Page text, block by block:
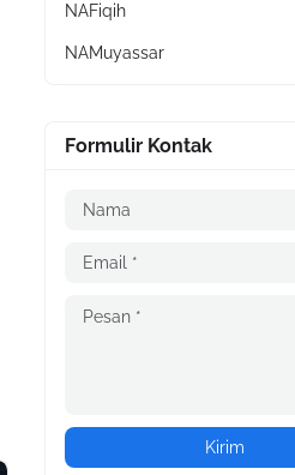
NAFiqih
NAMuyassar
Formulir Kontak